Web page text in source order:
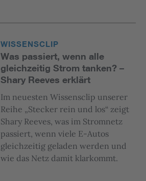
WISSENSCLIP
Was passiert, wenn alle
gleichzeitig Strom tanken? –
Shary Reeves erklärt
Im neuesten Wissensclip unserer
Reihe „Stecker rein und los“ zeigt
Shary Reeves, was im Stromnetz
passiert, wenn viele E-Autos
gleichzeitig geladen werden und
wie das Netz damit klarkommt.